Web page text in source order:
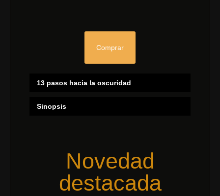
Comprar
13 pasos hacia la oscuridad
Sinopsis
Novedad
destacada